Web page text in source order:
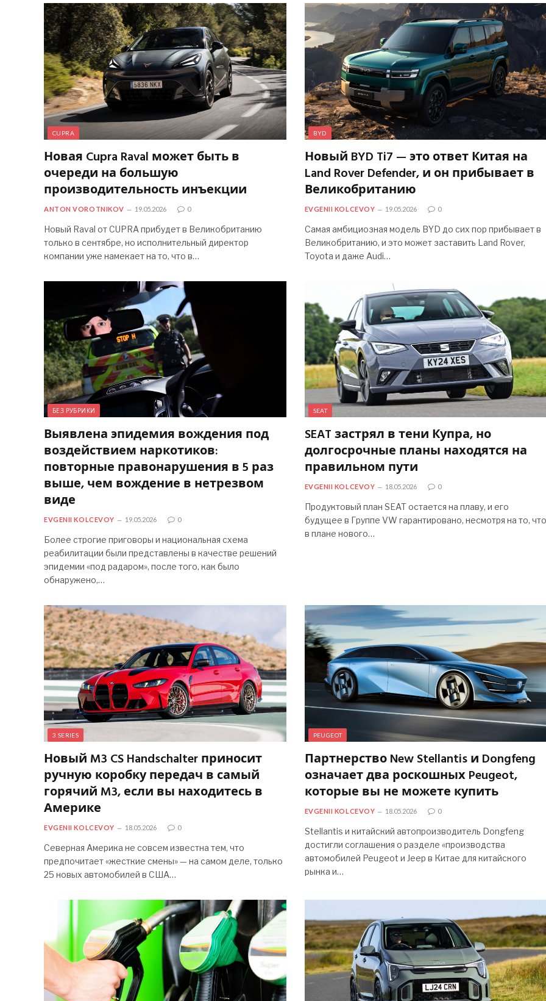
CUPRA
Новая Cupra Raval может быть в
очереди на большую
производительность инъекции
ANTON VOROTNIKOV 19.05.2026 0
Новый Raval от CUPRA прибудет в Великобританию
только в сентябре, но исполнительный директор
компании уже намекает на то, что в…
BYD
Новый BYD Ti7 — это ответ Китая на
Land Rover Defender, и он прибывает в
Великобританию
EVGENII KOLCEVOY 19.05.2026 0
Самая амбициозная модель BYD до сих пор прибывает в
Великобританию, и это может заставить Land Rover,
Toyota и даже Audi…
БЕЗ РУБРИКИ
Выявлена эпидемия вождения под
воздействием наркотиков:
повторные правонарушения в 5 раз
выше, чем вождение в нетрезвом
виде
EVGENII KOLCEVOY 19.05.2026 0
Более строгие приговоры и национальная схема
реабилитации были представлены в качестве решений
эпидемии «под радаром», после того, как было
обнаружено,…
SEAT
SEAT застрял в тени Купра, но
долгосрочные планы находятся на
правильном пути
EVGENII KOLCEVOY 18.05.2026 0
Продуктовый план SEAT остается на плаву, и его
будущее в Группе VW гарантировано, несмотря на то, что
в плане нового…
3 SERIES
Новый M3 CS Handschalter приносит
ручную коробку передач в самый
горячий M3, если вы находитесь в
Америке
EVGENII KOLCEVOY 18.05.2026 0
Северная Америка не совсем известна тем, что
предпочитает «жесткие смены» — на самом деле, только
25 новых автомобилей в США…
PEUGEOT
Партнерство New Stellantis и Dongfeng
означает два роскошных Peugeot,
которые вы не можете купить
EVGENII KOLCEVOY 18.05.2026 0
Stellantis и китайский автопроизводитель Dongfeng
достигли соглашения о разделе «производства
автомобилей Peugeot и Jeep в Китае для китайского
рынка и…